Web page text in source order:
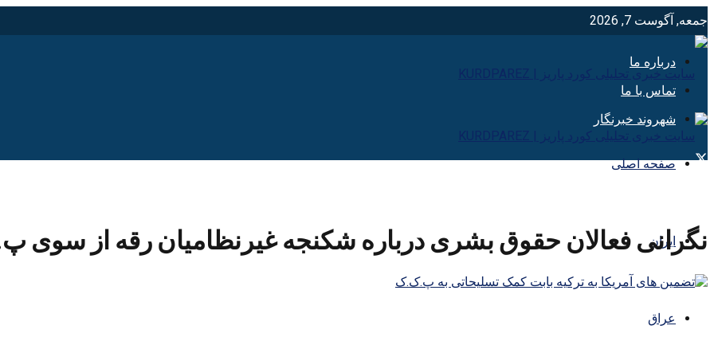
جمعه, آگوست 7, 2026
درباره ما
تماس با ما
شهروند خبرنگار
صفحه اصلی
ایران
عراق
نگرانی فعالان حقوق بشری درباره شکنجه غیرنظامیان رقه از